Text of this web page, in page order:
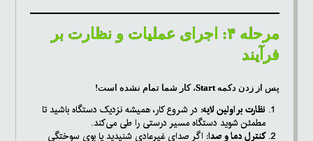
مرحله ۴: اجرای عملیات و نظارت بر
فرآیند
پس از زدن دکمهStart، کار شما تمام نشده است!
نظارت بر اولین لایه: در شروع کار، همیشه نزدیک دستگاه باشید تا
مطمئن شوید دستگاه مسیر درستی را طی می‌کند.
کنترل دما و صدا: اگر صدای غیرعادی شنیدید یا بوی سوختگی